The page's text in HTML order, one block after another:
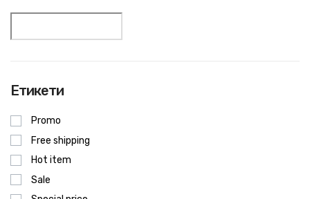
Етикети
Promo
Free shipping
Hot item
Sale